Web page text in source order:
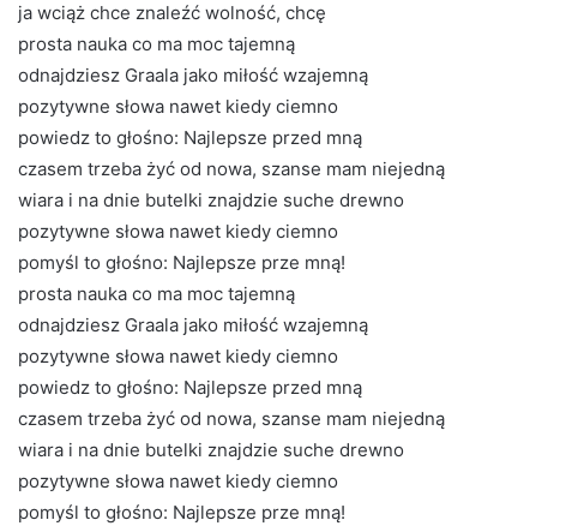
ja wciąż chce znaleźć wolność, chcę
prosta nauka co ma moc tajemną
odnajdziesz Graala jako miłość wzajemną
pozytywne słowa nawet kiedy ciemno
powiedz to głośno: Najlepsze przed mną
czasem trzeba żyć od nowa, szanse mam niejedną
wiara i na dnie butelki znajdzie suche drewno
pozytywne słowa nawet kiedy ciemno
pomyśl to głośno: Najlepsze prze mną!
prosta nauka co ma moc tajemną
odnajdziesz Graala jako miłość wzajemną
pozytywne słowa nawet kiedy ciemno
powiedz to głośno: Najlepsze przed mną
czasem trzeba żyć od nowa, szanse mam niejedną
wiara i na dnie butelki znajdzie suche drewno
pozytywne słowa nawet kiedy ciemno
pomyśl to głośno: Najlepsze prze mną!